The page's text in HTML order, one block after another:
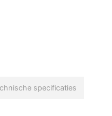
specificaties